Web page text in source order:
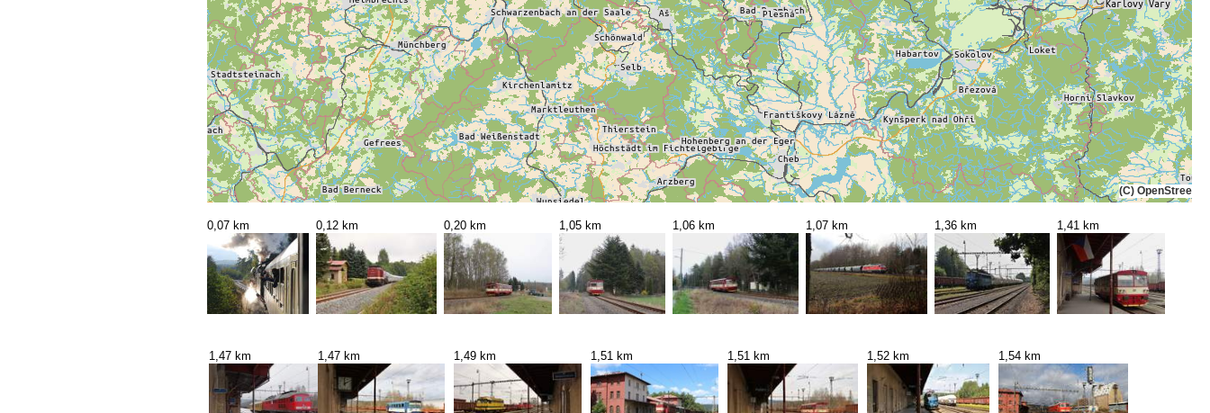
(C)
0,07 km 0,12 km 0,20 km 1,05 km 1,06 km 1,07 km 1,36 km 1,41 km
1,47 km 1,47 km 1,49 km 1,51 km 1,51 km 1,52 km 1,54 km